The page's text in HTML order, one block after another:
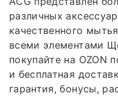
различных
качественного
всеми элементами
покупайте на OZON
и бесплатная
гарантия, бонусы,